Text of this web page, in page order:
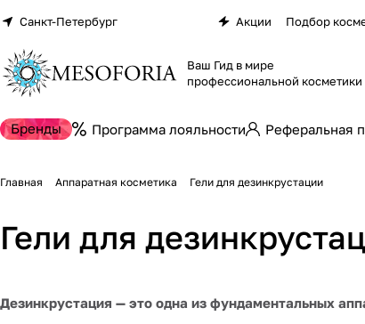
Санкт-Петербург Акции Подбор
Ваш Гид в мире
профессиональной косметики
Бренды Программа лояльности Реферальная
Главная Аппаратная косметика Гели для дезинкрустации
Гели для
Дезинкрустация — это одна из фундаментальных